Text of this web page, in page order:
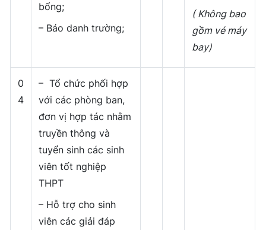
bổng;
– Báo danh trường;
( Không bao
gồm vé máy
bay)
0
4
– Tổ chức phối hợp
với các phòng ban,
đơn vị hợp tác nhằm
truyền thông và
tuyển sinh các sinh
viên tốt nghiệp
THPT
– Hỗ trợ cho sinh
viên các giải đáp